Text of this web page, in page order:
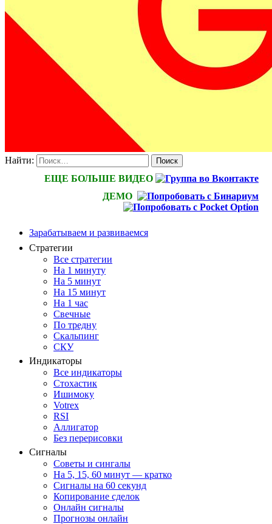
Найти:
ЕЩЕ БОЛЬШЕ ВИДЕО
ДЕМО
Зарабатываем и развиваемся
Стратегии
Все стратегии
На 1 минуту
На 5 минут
На 15 минут
На 1 час
Свечные
По тредну
Скальпинг
СКУ
Индикаторы
Все индикаторы
Стохастик
Ишимоку
Votrex
RSI
Аллигатор
Без перерисовки
Сигналы
Советы и сингалы
На 5, 15, 60 минут — кратко
Сигналы на 60 секунд
Копирование сделок
Онлайн сигналы
Прогнозы онлайн